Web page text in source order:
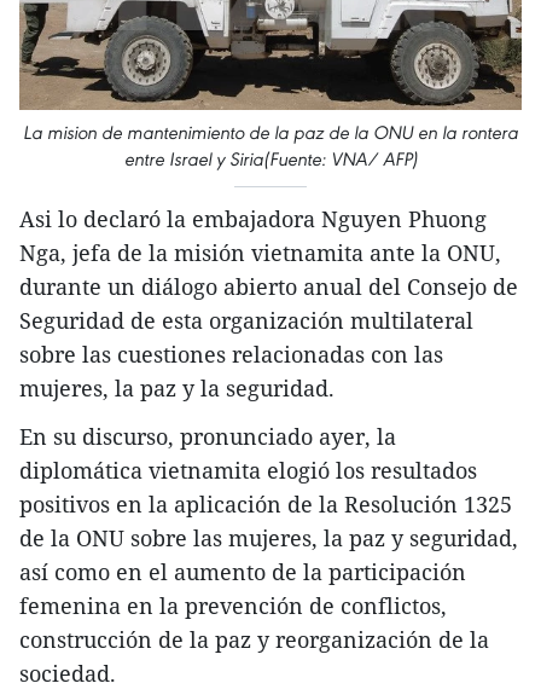
La mision de mantenimiento de la paz de la ONU en la rontera
entre Israel y Siria(Fuente: VNA/ AFP)
Asi lo declaró la embajadora Nguyen Phuong
Nga, jefa de la misión vietnamita ante la ONU,
durante un diálogo abierto anual del Consejo de
Seguridad de esta organización multilateral
sobre las cuestiones relacionadas con las
mujeres, la paz y la seguridad.
En su discurso, pronunciado ayer, la
diplomática vietnamita elogió los resultados
positivos en la aplicación de la Resolución 1325
de la ONU sobre las mujeres, la paz y seguridad,
así como en el aumento de la participación
femenina en la prevención de conflictos,
construcción de la paz y reorganización de la
sociedad.